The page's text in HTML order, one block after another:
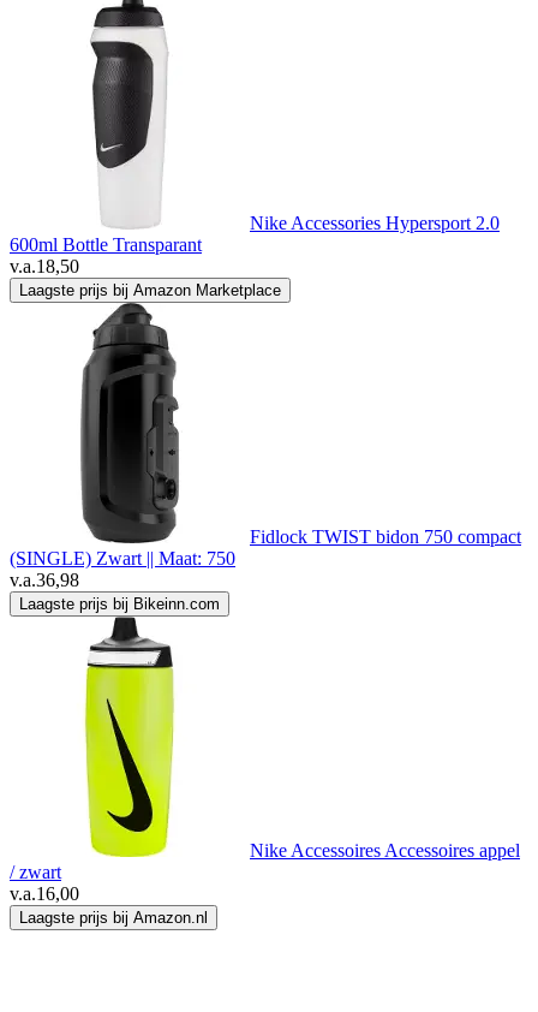
Nike Accessories Hypersport 2.0
600ml Bottle Transparant
v.a.18,50
Laagste prijs bij Amazon Marketplace
Fidlock TWIST bidon 750 compact
(SINGLE) Zwart || Maat: 750
v.a.36,98
Laagste prijs bij Bikeinn.com
Nike Accessoires Accessoires appel
/ zwart
v.a.16,00
Laagste prijs bij Amazon.nl